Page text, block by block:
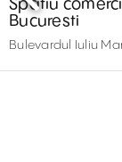
Spatiu
Bucuresti
Bulevardul Iuliu